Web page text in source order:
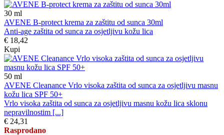
30 ml
AVENE B-protect krema za zaštitu od sunca 30ml
Anti-age zaštita od sunca za osjetljivu kožu lica
€ 18,42
Kupi
50 ml
AVENE Cleanance Vrlo visoka zaštita od sunca za osjetljivu masnu
kožu lica SPF 50+
Vrlo visoka zaštita od sunca za osjetljivu masnu kožu lica sklonu
nepravilnostim [...]
€ 24,31
Rasprodano